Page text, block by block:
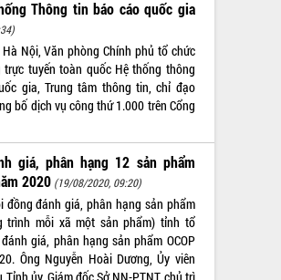
Thông tin báo cáo quốc gia
Nội, Văn phòng Chính phủ tổ chức
trực tuyến toàn quốc Hệ thống thông
gia, Trung tâm thông tin, chỉ đạo
bố dịch vụ công thứ 1.000 trên Cổng
giá, phân hạng 12 sản phẩm
2020 (19/08/2020, 09:20)
đồng đánh giá, phân hạng sản phẩm
trình mỗi xã một sản phẩm) tỉnh tổ
giá, phân hạng sản phẩm OCOP
Ông Nguyễn Hoài Dương, Ủy viên